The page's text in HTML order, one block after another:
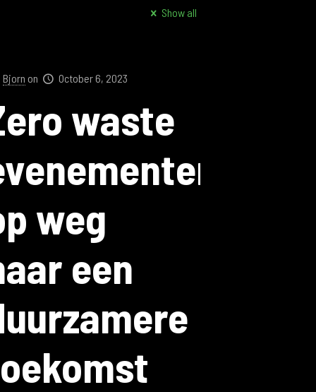
Show all
Bjorn on October 6, 2023
waste
weg
een